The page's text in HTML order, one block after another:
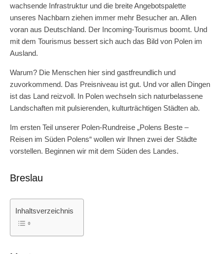
wachsende Infrastruktur und die breite Angebotspalette
unseres Nachbarn ziehen immer mehr Besucher an. Allen
voran aus Deutschland. Der Incoming-Tourismus boomt. Und
mit dem Tourismus bessert sich auch das Bild von Polen im
Ausland.
Warum? Die Menschen hier sind gastfreundlich und
zuvorkommend. Das Preisniveau ist gut. Und vor allen Dingen
ist das Land reizvoll. In Polen wechseln sich naturbelassene
Landschaften mit pulsierenden, kulturträchtigen Städten ab.
Im ersten Teil unserer Polen-Rundreise „Polens Beste –
Reisen im Süden Polens“ wollen wir Ihnen zwei der Städte
vorstellen. Beginnen wir mit dem Süden des Landes.
Breslau
Inhaltsverzeichnis